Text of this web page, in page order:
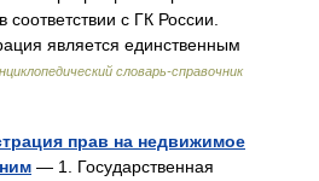
с ГК России.
является единственным
словарь-справочник
прав на недвижимое
— 1. Государственная